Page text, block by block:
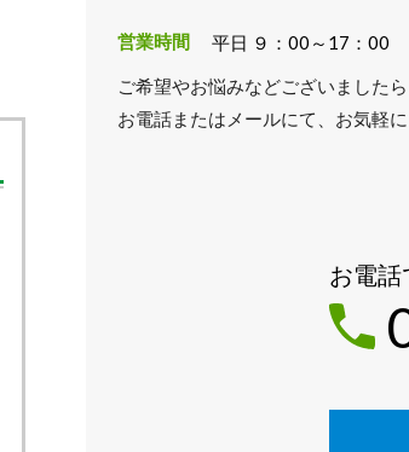
営業時間 平日 ９：00～17：00
ご希望やお悩みなどございましたら
お電話またはメールにて、お気軽に
お電